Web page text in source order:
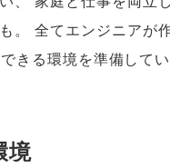
。
全てエンジニアが
きる環境を準備して
境